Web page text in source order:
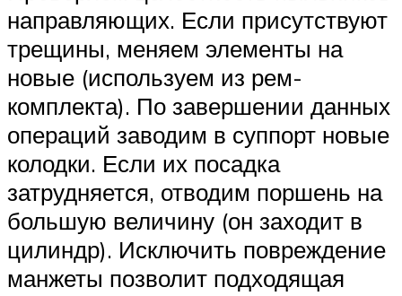
направляющих. Если присутствуют
трещины, меняем элементы на
новые (используем из рем-
комплекта). По завершении данных
операций заводим в суппорт новые
колодки. Если их посадка
затрудняется, отводим поршень на
большую величину (он заходит в
цилиндр). Исключить повреждение
манжеты позволит подходящая